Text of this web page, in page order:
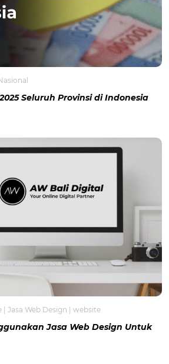
Seluruh Provinsi di Indonesia
Jasa Web Design website
Jasa Web Design Untuk